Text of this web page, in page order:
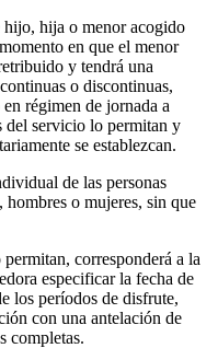
hijo, hija o menor acogido
en que el menor
y tendrá una
o discontinuas,
régimen de jornada a
del servicio lo permitan y
se establezcan.
de las personas
hombres o mujeres, sin que
corresponderá a la
especificar la fecha de
los períodos de disfrute,
con una antelación de
completas.